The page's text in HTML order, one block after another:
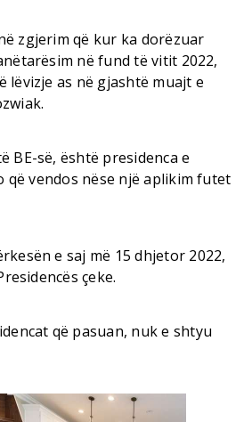
zgjerim që kur ka dorëzuar
në fund të vitit 2022,
lëvizje as në gjashtë muajt e
BE-së, është presidenca e
që vendos nëse një aplikim futet
e saj më 15 dhjetor 2022,
çeke.
që pasuan, nuk e shtyu